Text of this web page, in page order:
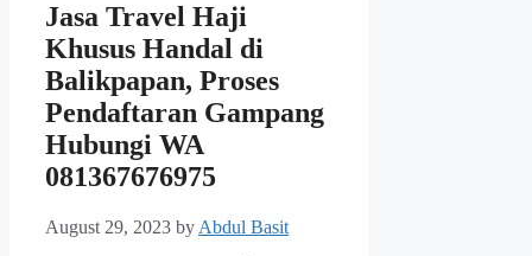
Jasa Travel Haji
Khusus Handal di
Balikpapan, Proses
Pendaftaran Gampang
Hubungi WA
081367676975
August 29, 2023 by Abdul Basit